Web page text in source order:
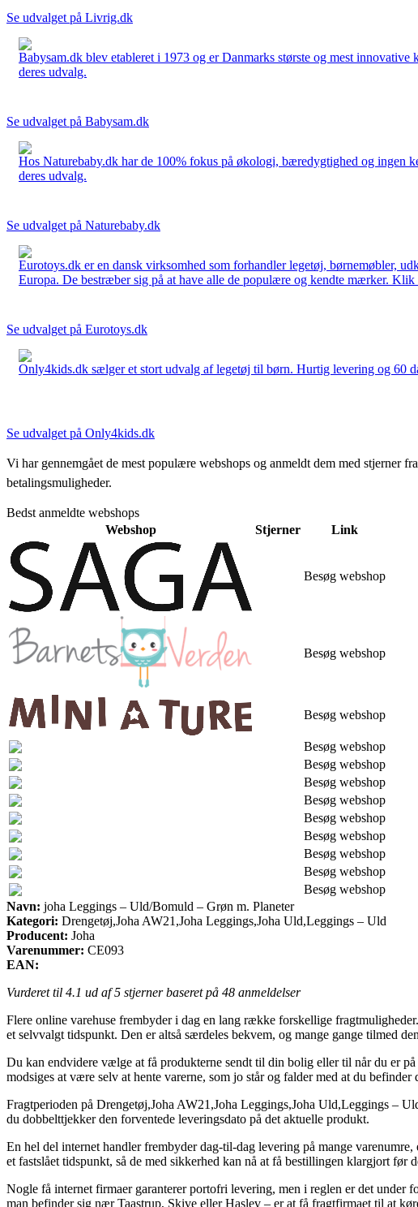
Se udvalget på Livrig.dk
Babysam.dk blev etableret i 1973 og er Danmarks største og mest
deres udvalg.
Se udvalget på Babysam.dk
Hos Naturebaby.dk har de 100% fokus på økologi, bæredygtighed og ingen
deres udvalg.
Se udvalget på Naturebaby.dk
Eurotoys.dk er en dansk virksomhed som forhandler legetøj, børnemøbler,
Europa. De bestræber sig på at have alle de populære og kendte mærker. Klik
Se udvalget på Eurotoys.dk
Only4kids.dk sælger et stort udvalg af legetøj til børn. Hurtig levering og 60
Se udvalget på Only4kids.dk
Vi har gennemgået de mest populære webshops og anmeldt dem med stjerner
betalingsmuligheder.
Bedst anmeldte webshops
Webshop
Stjerner Link
Besøg webshop
Besøg webshop
Besøg webshop
Besøg webshop
Besøg webshop
Besøg webshop
Besøg webshop
Besøg webshop
Besøg webshop
Besøg webshop
Besøg webshop
Besøg webshop
Navn: joha Leggings – Uld/Bomuld – Grøn m. Planeter
Kategori: Drengetøj,Joha AW21,Joha Leggings,Joha Uld,Leggings – Uld
Producent: Joha
Varenummer: CE093
EAN:
Vurderet til 4.1 ud af 5 stjerner baseret på 48 anmeldelser
Flere online varehuse frembyder i dag en lang række forskellige
et selvvalgt tidspunkt. Den er altså særdeles bekvem, og mange gange tilmed
Du kan endvidere vælge at få produkterne sendt til din bolig eller til når du er
modsiges at være selv at hente varerne, som jo står og falder med at du
Fragtperioden på Drengetøj,Joha AW21,Joha Leggings,Joha Uld,Leggings –
du dobbelttjekker den forventede leveringsdato på det aktuelle produkt.
En hel del internet handler frembyder dag-til-dag levering på mange
et fastslået tidspunkt, så de med sikkerhed kan nå at få bestillingen klargjort før
Nogle få internet firmaer garanterer portofri levering, men i reglen er det under
man befinder sig nær Taastrup, Skive eller Haslev – er at få fragtfirmaet til at